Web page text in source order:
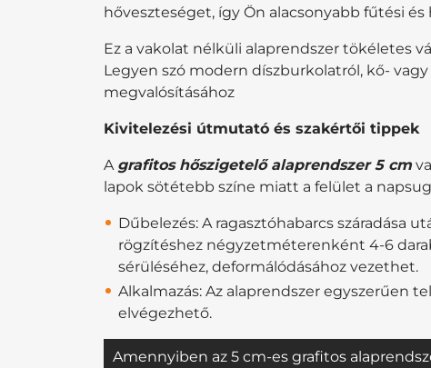
hőveszteséget, így Ön alacsonyabb fűtési
Ez a vakolat nélküli alaprendszer tökéletes
Legyen szó modern díszburkolatról, kő-
megvalósításához
Kivitelezési útmutató és szakértői tippek
A grafitos hőszigetelő alaprendszer 5 cm
lapok sötétebb színe miatt a felület a
Dűbelezés: A ragasztóhabarcs száradása
rögzítéshez négyzetméterenként 4-6
sérüléséhez, deformálódásához vezethet.
Alkalmazás: Az alaprendszer egyszerűen
elvégezhető.
Amennyiben az 5 cm-es grafitos